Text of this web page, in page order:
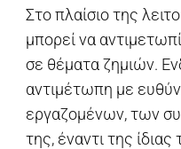
Στο πλαίσιο της
μπορεί να
σε θέματα ζημιών.
αντιμέτωπη με
εργαζομένων, των
της, έναντι της ίδιας